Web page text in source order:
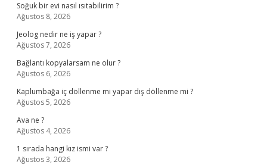
Soğuk bir evi nasıl ısıtabilirim ?
Ağustos 8, 2026
Jeolog nedir ne iş yapar ?
Ağustos 7, 2026
Bağlantı kopyalarsam ne olur ?
Ağustos 6, 2026
Kaplumbağa iç döllenme mi yapar dış döllenme mi ?
Ağustos 5, 2026
Ava ne ?
Ağustos 4, 2026
1 sırada hangi kız ismi var ?
Ağustos 3, 2026